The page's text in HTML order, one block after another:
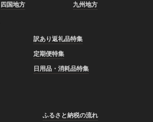
四国地方 九州地方
訳あり返礼品特集
定期便特集
日用品・消耗品特集
ふるさと納税の流れ